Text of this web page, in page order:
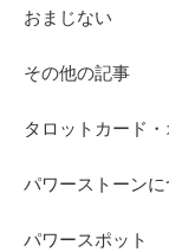
おまじない
その他の記事
タロットカード
パワーストーンに
パワースポット